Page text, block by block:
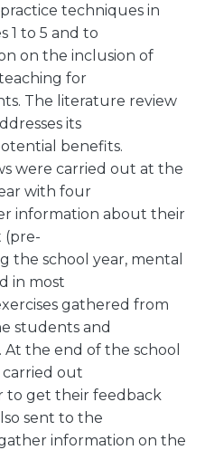
techniques in
1 to 5 and to
on the inclusion of
for
The literature review
its
benefits.
were carried out at the
with four
information about their
(pre-
the school year, mental
in most
gathered from
students and
the end of the school
carried out
to get their feedback
sent to the
information on the